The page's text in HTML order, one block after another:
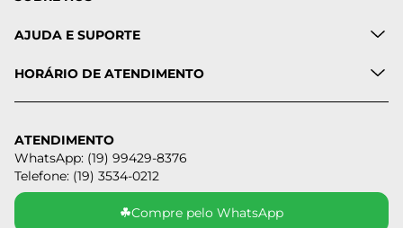
AJUDA E SUPORTE
HORÁRIO DE ATENDIMENTO
ATENDIMENTO
WhatsApp: (19) 99429-8376
Telefone: (19) 3534-0212
☘Compre pelo WhatsApp